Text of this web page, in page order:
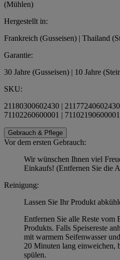
(Mühlen)
Hergestellt in:
Frankreich (Gusseisen) | Thailand
Garantie:
30 Jahre (Gusseisen) | 10 Jahre
SKU:
21180300602430 |
71102260600001 |
Gebrauch & Pflege
Vor dem ersten Gebrauch:
Wir wünschen Ihnen viel
Einkaufs! (Entfernen Sie die
Reinigung:
Lassen Sie Ihr Produkt
Entfernen Sie alle Reste vom
Produkts. Falls Speisereste
mit warmem Seifenwasser
20 Minuten lang einweichen,
spülen.